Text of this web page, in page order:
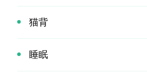
猫背
睡眠